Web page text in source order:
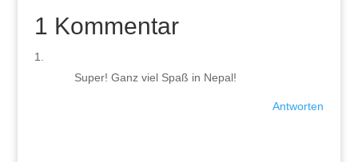
1 Kommentar
Super! Ganz viel Spaß in Nepal!
Antworten